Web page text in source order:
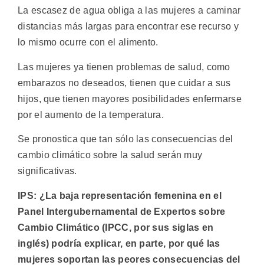
La escasez de agua obliga a las mujeres a caminar
distancias más largas para encontrar ese recurso y
lo mismo ocurre con el alimento.
Las mujeres ya tienen problemas de salud, como
embarazos no deseados, tienen que cuidar a sus
hijos, que tienen mayores posibilidades enfermarse
por el aumento de la temperatura.
Se pronostica que tan sólo las consecuencias del
cambio climático sobre la salud serán muy
significativas.
IPS: ¿La baja representación femenina en el
Panel Intergubernamental de Expertos sobre
Cambio Climático (IPCC, por sus siglas en
inglés) podría explicar, en parte, por qué las
mujeres soportan las peores consecuencias del